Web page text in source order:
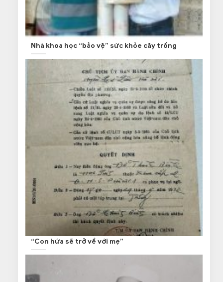
Nhà khoa học “bảo vệ” sức khỏe cây trồng
“Con hứa sẽ trở về với mẹ”